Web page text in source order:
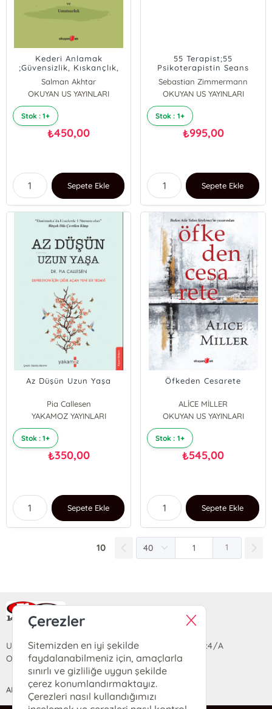
Kederi Anlamak
;Güvensizlik, Kıskançlık,
Sevgisizlik, Utanmazlık,
Pişmanlık ve Umutsuzluk
Salman Akhtar
OKUYAN US YAYINLARI
Stok : 1+
₺450,00
Sepete Ekle
55 Terapist;55
Psikoterapistin Seans
Sebastian Zimmermann
OKUYAN US YAYINLARI
Stok : 1+
₺995,00
Sepete Ekle
Az Düşün Uzun Yaşa
Pia Callesen
YAKAMOZ YAYINLARI
Stok : 1+
₺350,00
Sepete Ekle
Öfkeden Cesarete
ALİCE MİLLER
OKUYAN US YAYINLARI
Stok : 1+
₺545,00
Sepete Ekle
10 1
Ra Yayın Kitabevi
Uzun Sokak Saray Çarşısı Lara Sineması Girişi No:4/A
Ortahisar/TRABZON
ANASAYFA YARDIM İLETİŞİM
Çerezler
Sitemizden en iyi şekilde
faydalanabilmeniz için, amaçlarla
sınırlı ve gizliliğe uygun şekilde
çerez konumlandırmaktayız.
Çerezleri nasıl kullandığımızı